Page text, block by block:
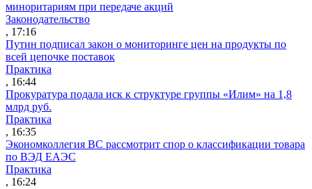
миноритариям при передаче акций
Законодательство
, 17:16
Путин подписал закон о мониторинге цен на продукты по
всей цепочке поставок
Практика
, 16:44
Прокуратура подала иск к структуре группы «Илим» на 1,8
млрд руб.
Практика
, 16:35
Экономколлегия ВС рассмотрит спор о классификации товара
по ВЭД ЕАЭС
Практика
, 16:24